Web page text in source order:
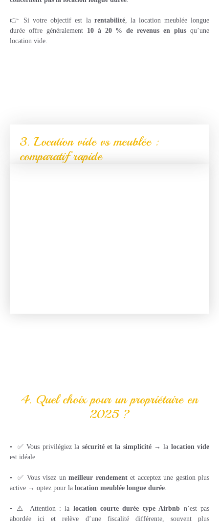
👉 Si votre objectif est la rentabilité, la location meublée longue
durée offre généralement 10 à 20 % de revenus en plus qu’une
location vide.
3. Location vide vs meublée :
comparatif rapide
4. Quel choix pour un propriétaire en
2025 ?
✅ Vous privilégiez la sécurité et la simplicité→ la location vide
est idéale.
✅ Vous visez unmeilleur rendementet acceptez une gestion plus
active → optez pour la location meublée longue durée.
⚠️ Attention : la location courte durée type Airbnb n’est pas
abordée ici et relève d’une fiscalité différente, souvent plus